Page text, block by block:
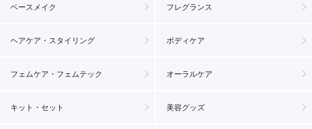
ベースメイク フレグランス
ヘアケア・スタイリング ボディケア
フェムケア・フェムテック オーラルケア
キット・セット 美容グッズ